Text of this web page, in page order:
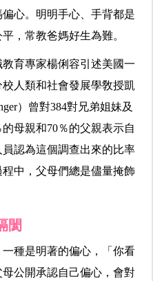
心。明明手心、手背都是
，常教爸媽好生為難。
育專家楊俐容引述美國一
人類和社會發展學敎授凱
）曾對384對兄弟姐妹及
母親和70％的父親表示自
認為這個調查出來的比率
中，父母們總是儘量掩飾
閡
種是明著的偏心，「你看
公開承認自己偏心，會對